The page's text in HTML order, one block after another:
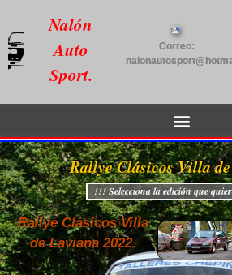
Nalón
Auto
Sport.
Correo:
Rallye Clásicos Villa
!!! Selecciona la edición que
Rallye Clásicos Villa
de Laviana 2022.